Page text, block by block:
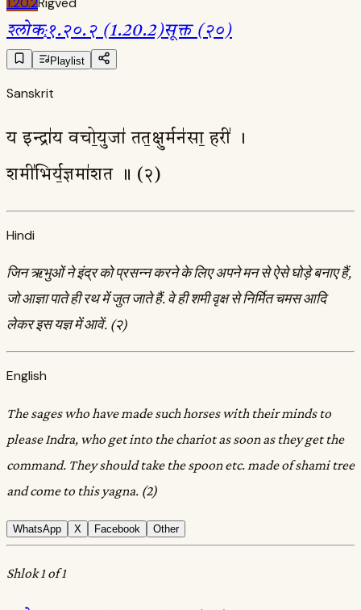
श्लोक:१.२०.२ (1.20.2)सूक्त (२०)
Playlist
Sanskrit
य इन्द्रा॑य वचो॒युजा॑ तत॒क्षुर्मन॑सा॒ हरी॑ ।
शमी॑भिर्य॒ज्ञमा॑शत ॥ (२)
Hindi
जिन ऋभुओं ने इंद्र को प्रसन्न करने के लिए अपने मन से ऐसे घोड़े बनाए हैं,
जो आज्ञा पाते ही रथ में जुत जाते हैं. वे ही शमी वृक्ष से निर्मित चमस आदि
लेकर इस यज्ञ में आवें. (२)
English
The sages who have made such horses with their minds to
please Indra, who get into the chariot as soon as they get the
command. They should take the spoon etc. made of shami tree
and come to this yagna. (2)
WhatsApp X Facebook Other
Shlok 1 of 1